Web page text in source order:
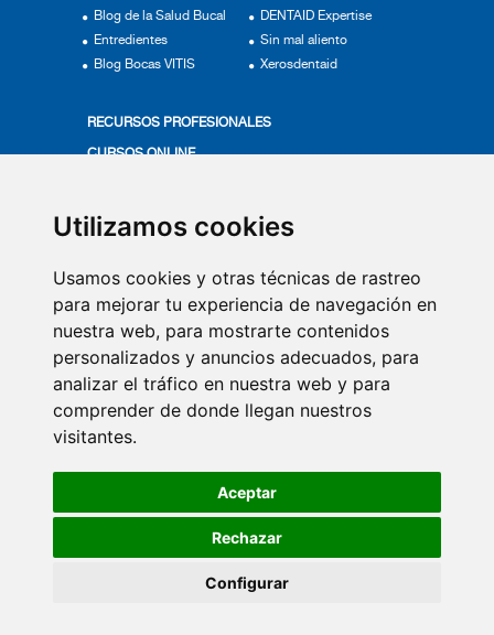
Utilizamos cookies
Usamos cookies y otras técnicas de rastreo
para mejorar tu experiencia de navegación en
nuestra web, para mostrarte contenidos
personalizados y anuncios adecuados, para
analizar el tráfico en nuestra web y para
comprender de donde llegan nuestros
visitantes.
Aceptar
Rechazar
Configurar
Blog de la Salud Bucal
DENTAID Expertise
Entredientes
Sin mal aliento
Blog Bocas VITIS
Xerosdentaid
RECURSOS PROFESIONALES
CURSOS ONLINE
PRODUCTOS VITIS
VÍDEOS
QUIÉNES SOMOS
COMITÉ DE EXPERTOS
CONTACTO
SUSCRIPCIÓN NEWSLETTER
POLÍTICA DE COOKIES